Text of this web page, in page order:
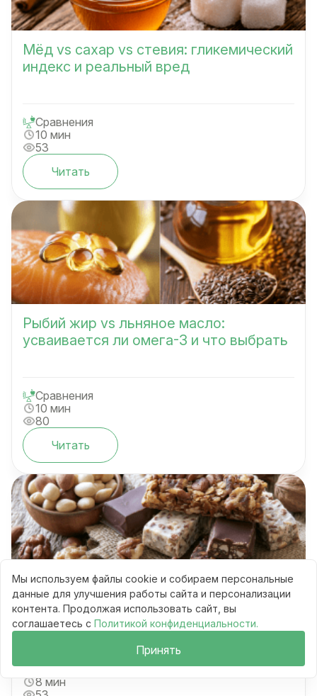
Мёд vs сахар vs стевия: гликемический
индекс и реальный вред
Сравнения
10 мин
53
Читать
Рыбий жир vs льняное масло:
усваивается ли омега-3 и что выбрать
Сравнения
10 мин
80
Читать
Протеиновые батончики или горсть
орехов: 6 правил выбора
Сравнения
8 мин
Мы используем файлы cookie и собираем персональные
данные для улучшения работы сайта и персонализации
контента. Продолжая использовать сайт, вы
соглашаетесь с Политикой конфиденциальности.
Принять